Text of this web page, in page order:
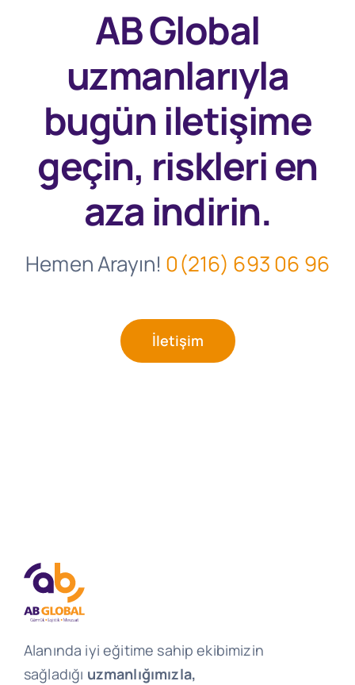
AB Global
uzmanlarıyla
bugüniletişime
geçin, riskleri en
aza indirin.
Hemen Arayın! 0(216) 693 06 96
İletişim
Alanında iyi eğitime sahip ekibimizin
sağladığı uzmanlığımızla,